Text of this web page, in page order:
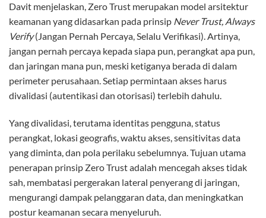
Davit menjelaskan, Zero Trust merupakan model arsitektur
keamanan yang didasarkan pada prinsip Never Trust, Always
Verify(Jangan Pernah Percaya, Selalu Verifikasi). Artinya,
jangan pernah percaya kepada siapa pun, perangkat apa pun,
dan jaringan mana pun, meski ketiganya berada di dalam
perimeter perusahaan. Setiap permintaan akses harus
divalidasi (autentikasi dan otorisasi) terlebih dahulu.
Yang divalidasi, terutama identitas pengguna, status
perangkat, lokasi geografis, waktu akses, sensitivitas data
yang diminta, dan pola perilaku sebelumnya. Tujuan utama
penerapan prinsip Zero Trust adalah mencegah akses tidak
sah, membatasi pergerakan lateral penyerang di jaringan,
mengurangi dampak pelanggaran data, dan meningkatkan
postur keamanan secara menyeluruh.